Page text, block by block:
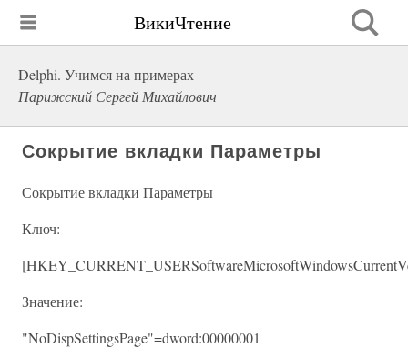
ВикиЧтение
Delphi. Учимся на примерах
Парижский Сергей Михайлович
Сокрытие вкладки Параметры
Сокрытие вкладки Параметры
Ключ:
Значение:
"NoDispSettingsPage"=dword:00000001